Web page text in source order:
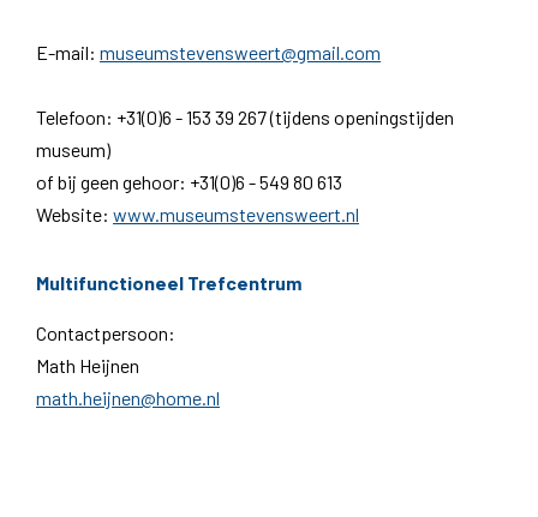
E-mail: museumstevensweert@gmail.com
Telefoon: +31(0)6 -153 39 267 (tijdens openingstijden
museum)
of bij geen gehoor: +31(0)6 - 549 80 613
Website: www.museumstevensweert.nl
Multifunctioneel Trefcentrum
Contactpersoon:
Math Heijnen
math.heijnen@home.nl